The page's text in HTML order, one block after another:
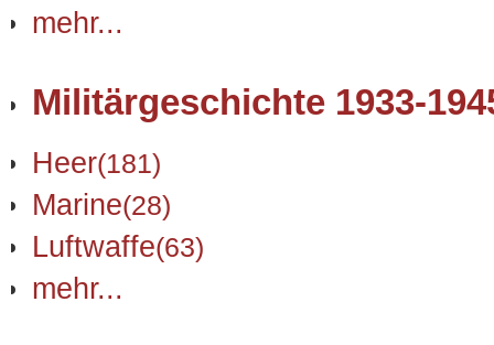
mehr...
Militärgeschichte 1933-
Heer(181)
Marine(28)
Luftwaffe(63)
mehr...